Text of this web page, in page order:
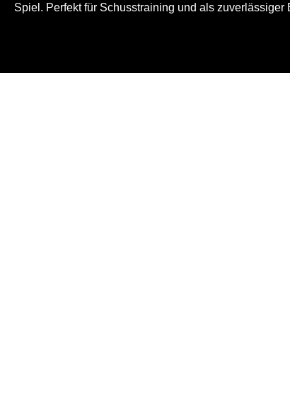
Spiel. Perfekt für Schusstraining und als zuverlässiger